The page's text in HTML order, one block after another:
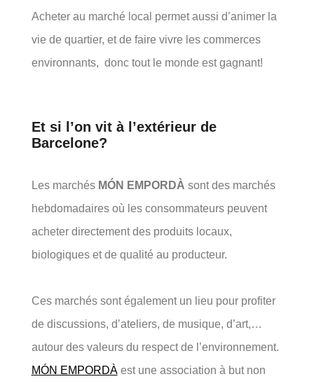
Acheter au marché local permet aussi d’animer la
vie de quartier, et de faire vivre les commerces
environnants, donc tout le monde est gagnant!
Et si l’on vit à l’extérieur de
Barcelone?
Les marchés MÓN EMPORDÀ sont des marchés
hebdomadaires où les consommateurs peuvent
acheter directement des produits locaux,
biologiques et de qualité au producteur.
Ces marchés sont également un lieu pour profiter
de discussions, d’ateliers, de musique, d’art,…
autour des valeurs du respect de l’environnement.
MÓN EMPORDÀest une association à but non